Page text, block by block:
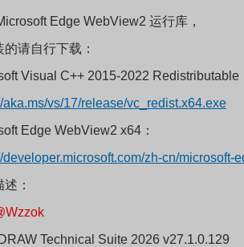
Edge WebView2 运行库，
的请自行下载：
Visual C++ 2015-2022 Redistributable
aka.ms/vs/17/release/vc_redist.x64.exe
Edge WebView2 x64：
developer.microsoft.com/zh-cn/microsoft-
：
Technical Suite 2026 v27.1.0.129